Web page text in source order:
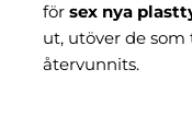
för sex nya
ut, utöver de
återvunnits.